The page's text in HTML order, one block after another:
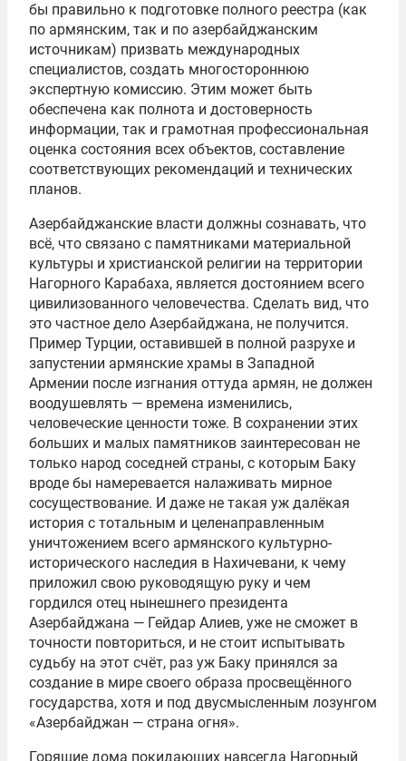
бы правильно к подготовке полного реестра (как
по армянским, так и по азербайджанским
источникам) призвать международных
специалистов, создать многостороннюю
экспертную комиссию. Этим может быть
обеспечена как полнота и достоверность
информации, так и грамотная профессиональная
оценка состояния всех объектов, составление
соответствующих рекомендаций и технических
планов.
Азербайджанские власти должны сознавать, что
всё, что связано с памятниками материальной
культуры и христианской религии на территории
Нагорного Карабаха, является достоянием всего
цивилизованного человечества. Сделать вид, что
это частное дело Азербайджана, не получится.
Пример Турции, оставившей в полной разрухе и
запустении армянские храмы в Западной
Армении после изгнания оттуда армян, не должен
воодушевлять — времена изменились,
человеческие ценности тоже. В сохранении этих
больших и малых памятников заинтересован не
только народ соседней страны, с которым Баку
вроде бы намеревается налаживать мирное
сосуществование. И даже не такая уж далёкая
история с тотальным и целенаправленным
уничтожением всего армянского культурно-
исторического наследия в Нахичевани, к чему
приложил свою руководящую руку и чем
гордился отец нынешнего президента
Азербайджана — Гейдар Алиев, уже не сможет в
точности повториться, и не стоит испытывать
судьбу на этот счёт, раз уж Баку принялся за
создание в мире своего образа просвещённого
государства, хотя и под двусмысленным лозунгом
«Азербайджан — страна огня».
Горящие дома покидающих навсегда Нагорный